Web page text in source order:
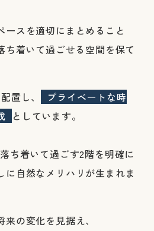
ースを適切にまとめること
ち着いて過ごせる空間を保て
置し、
プライベートな時
としています。
ち着いて過ごす2階を明確に
に自然なメリハリが生まれま
の変化を見据え、